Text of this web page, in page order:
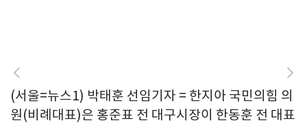
(서울=뉴스1) 박태훈 선임기자 = 한지아 국민의힘 의
원(비례대표)은 홍준표 전 대구시장이 한동훈 전 대표